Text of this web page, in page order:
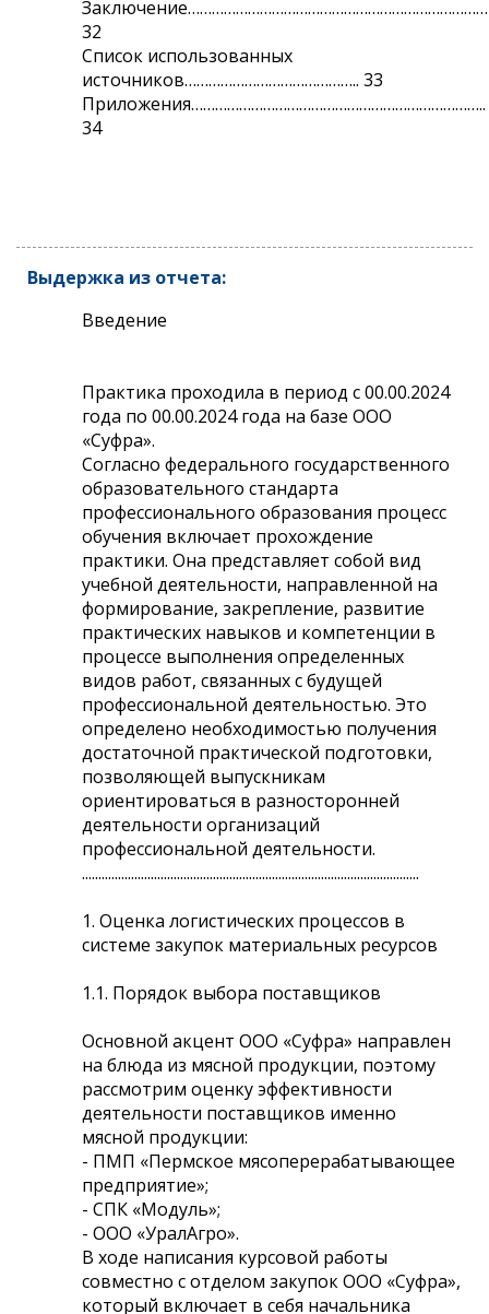
Заключение…………………………………………………………………
32
Список использованных
источников…………………………………….. 33
Приложения………………………………………………………………..
34
Выдержка из отчета:
Введение
Практика проходила в период с 00.00.2024
года по 00.00.2024 года на базе ООО
«Суфра».
Согласно федерального государственного
образовательного стандарта
профессионального образования процесс
обучения включает прохождение
практики. Она представляет собой вид
учебной деятельности, направленной на
формирование, закрепление, развитие
практических навыков и компетенции в
процессе выполнения определенных
видов работ, связанных с будущей
профессиональной деятельностью. Это
определено необходимостью получения
достаточной практической подготовки,
позволяющей выпускникам
ориентироваться в разносторонней
деятельности организаций
профессиональной деятельности.
.......................................................................................................
1. Оценка логистических процессов в
системе закупок материальных ресурсов
1.1. Порядок выбора поставщиков
Основной акцент ООО «Суфра» направлен
на блюда из мясной продукции, поэтому
рассмотрим оценку эффективности
деятельности поставщиков именно
мясной продукции:
- ПМП «Пермское мясоперерабатывающее
предприятие»;
- СПК «Модуль»;
- ООО «УралАгро».
В ходе написания курсовой работы
совместно с отделом закупок ООО «Суфра»,
который включает в себя начальника